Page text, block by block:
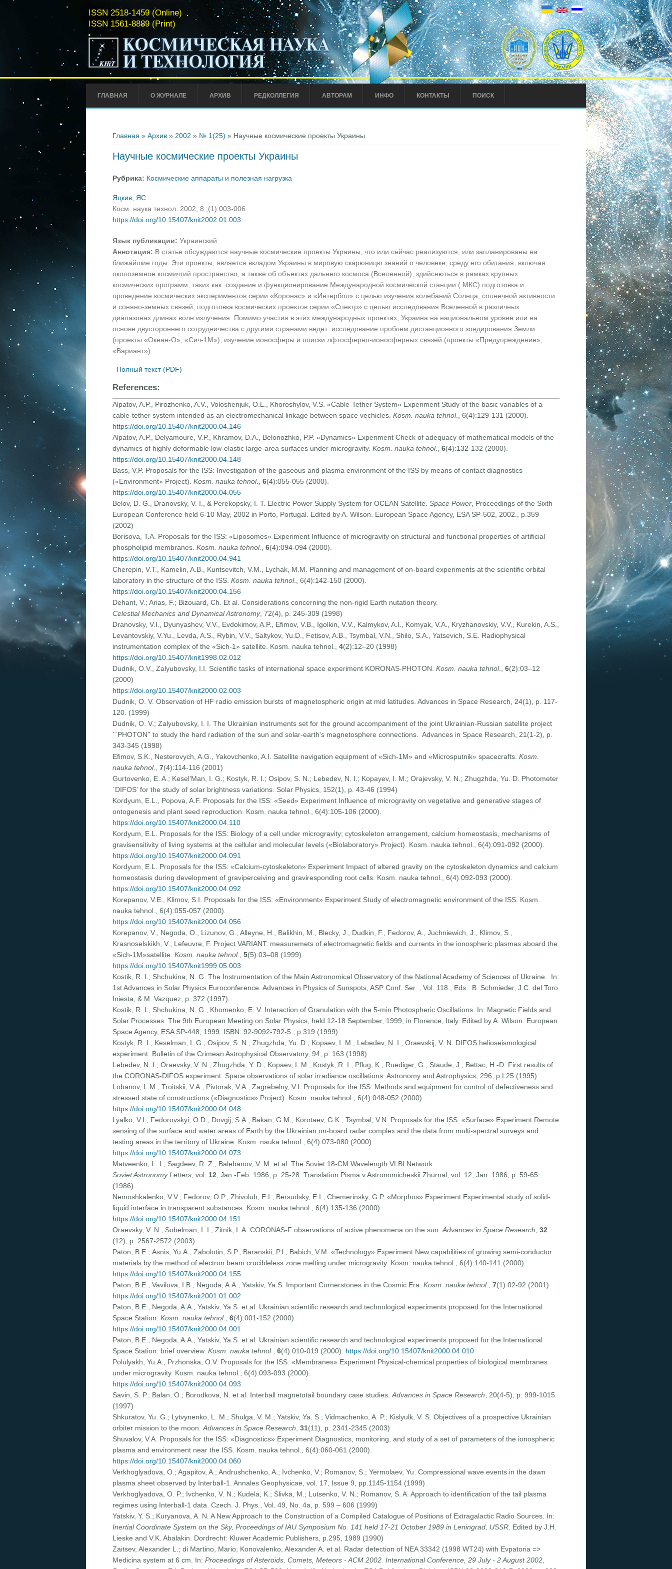
ISSN 2518-1459 (Online)
ISSN 1561-8889 (Print)
ГЛАВНАЯ О ЖУРНАЛЕ АРХИВ РЕДКОЛЛЕГИЯ АВТОРАМ ИНФО КОНТАКТЫ ПОИСК
Главная » Архив» 2002 » № 1(25) » Научные космические проекты Украины
Научные космические проекты Украины
Рубрика: Космические аппараты и полезная нагрузка
Яцкив, ЯС
Косм. наука технол. 2002, 8 ;(1):003-006
https://doi.org/10.15407/knit2002.01.003
Язык публикации: Украинский
Аннотация: В статье обсуждаются научные космические проекты Украины, что или сейчас реализуются, или запланированы на
ближайшие годы. Эти проекты, является вкладом Украины в мировую скарюницю знаний о человеке, среду его обитания, включая
околоземное космичгий пространство, а также об объектах дальнего космоса (Вселенной), здийснються в рамках крупных
космических программ, таких как: создание и функционирование Международной космической станции ( МКС) подготовка и
проведение космических экспериментов серии «Коронас» и «Интербол» с целью изучения колебаний Солнца, солнечной активности
и соняно-земных связей; подготовка космических проектов серии «Спектр» с целью исследования Вселенной в различных
диапазонах длинах волн излучения. Помимо участия в этих международных проектах, Украина на национальном уровне или на
основе двустороннего сотрудничества с другими странами ведет: исследование проблем дистанционного зондирования Земли
(проекты «Океан-О», «Сич-1М»); изучение ионосферы и поиски лфтосферно-ионосферных связей (проекты «Предупреждение»,
«Вариант»).
Полный текст (PDF)
References:
Alpatov, A.P., Pirozhenko, A.V., Voloshenjuk, O.L., Khoroshylov, V.S. «Cable-Tether System» Experiment Study of the basic variables of a
cable-tether system intended as an electromechanical linkage between space vechicles. Kosm. nauka tehnol., 6(4):129-131 (2000).
https://doi.org/10.15407/knit2000.04.146
Alpatov, A.P., Delyamoure, V.P., Khramov, D.A., Belonozhko, P.P. «Dynamics» Experiment Check of adequacy of mathematical models of the
dynamics of highly deformable low-elastic large-area surfaces under microgravity. Kosm. nauka tehnol., 6(4):132-132 (2000).
https://doi.org/10.15407/knit2000.04.148
Bass, V.P. Proposals for the ISS: Investigation of the gaseous and plasma environment of the ISS by means of contact diagnostics
(«Environment» Project). Kosm. nauka tehnol., 6(4):055-055 (2000).
https://doi.org/10.15407/knit2000.04.055
Belov, D. G., Dranovsky, V. I., & Perekopsky, I. T. Electric Power Supply System for OCEAN Satellite. Space Power, Proceedings of the Sixth
European Conference held 6-10 May, 2002 in Porto, Portugal. Edited by A. Wilson. European Space Agency, ESA SP-502, 2002., p.359
(2002)
Borisova, T.A. Proposals for the ISS: «Liposomes» Experiment Influence of microgravity on structural and functional properties of artificial
phospholipid membranes. Kosm. nauka tehnol., 6(4):094-094 (2000).
https://doi.org/10.15407/knit2000.04.941
Cherepin, V.T., Kamelin, A.B., Kuntsevitch, V.M., Lychak, M.M. Planning and management of on-board experiments at the scientific orbital
laboratory in the structure of the ISS. Kosm. nauka tehnol., 6(4):142-150 (2000).
https://doi.org/10.15407/knit2000.04.156
Dehant, V.; Arias, F.; Bizouard, Ch. Et al. Considerations concerning the non-rigid Earth nutation theory.
Celestial Mechanics and Dynamical Astronomy, 72(4), p. 245-309 (1998)
Dranovsky, V.I., Dyunyashev, V.V., Evdokimov, A.P., Efimov, V.B., Igolkin, V.V., Kalmykov, A.I., Komyak, V.A., Kryzhanovskiy, V.V., Kurekin, A.S.,
Levantovskiy, V.Yu., Levda, A.S., Rybin, V.V., Saltykov, Yu.D., Fetisov, A.B., Tsymbal, V.N., Shilo, S.A., Yatsevich, S.E. Radiophysical
instrumentation complex of the «Sich-1» satellite. Kosm. nauka tehnol., 4(2):12–20 (1998)
https://doi.org/10.15407/knit1998.02.012
Dudnik, O.V., Zalyubovsky, I.I. Scientific tasks of international space experiment KORONAS-PHOTON. Kosm. nauka tehnol., 6(2):03–12
(2000)
https://doi.org/10.15407/knit2000.02.003
Dudnik, O. V. Observation of HF radio emission bursts of magnetospheric origin at mid latitudes. Advances in Space Research, 24(1), p. 117-
120. (1999)
Dudnik, O. V.; Zalyubovsky, I. I. The Ukrainian instruments set for the ground accompaniment of the joint Ukrainian-Russian satellite project
``PHOTON'' to study the hard radiation of the sun and solar-earth's magnetosphere connections. Advances in Space Research, 21(1-2), p.
343-345 (1998)
Efimov, S.K., Nesterovych, A.G., Yakovchenko, A.I. Satellite navigation equipment of «Sich-1M» and «Microsputnik» spacecrafts. Kosm.
nauka tehnol., 7(4):114-116 (2001)
Gurtovenko, E. A.; Kesel'Man, I. G.; Kostyk, R. I.; Osipov, S. N.; Lebedev, N. I.; Kopayev, I. M.; Orajevsky, V. N.; Zhugzhda, Yu. D. Photometer
`DIFOS' for the study of solar brightness variations. Solar Physics, 152(1), p. 43-46 (1994)
Kordyum, E.L., Popova, A.F. Proposals for the ISS: «Seed» Experiment Influence of microgravity on vegetative and generative stages of
ontogenesis and plant seed reproduction. Kosm. nauka tehnol., 6(4):105-106 (2000).
https://doi.org/10.15407/knit2000.04.110
Kordyum, E.L. Proposals for the ISS: Biology of a cell under microgravity; cytoskeleton arrangement, calcium homeostasis, mechanisms of
gravisensitivity of living systems at the cellular and molecular levels («Biolaboratory» Project). Kosm. nauka tehnol., 6(4):091-092 (2000).
https://doi.org/10.15407/knit2000.04.091
Kordyum, E.L. Proposals for the ISS: «Calcium-cytoskeleton» Experiment Impact of altered gravity on the cytoskeleton dynamics and calcium
homeostasis during development of graviperceiving and graviresponding root cells. Kosm. nauka tehnol., 6(4):092-093 (2000).
https://doi.org/10.15407/knit2000.04.092
Korepanov, V.E., Klimov, S.I. Proposals for the ISS: «Environment» Experiment Study of electromagnetic environment of the ISS. Kosm.
nauka tehnol., 6(4):055-057 (2000).
https://doi.org/10.15407/knit2000.04.056
Korepanov, V., Negoda, O., Lizunov, G., Alleyne, H., Balikhin, M., Blecky, J., Dudkin, F., Fedorov, A., Juchniewich, J., Klimov, S.,
Krasnoselskikh, V., Lefeuvre, F. Project VARIANT: measuremets of electromagnetic fields and currents in the ionospheric plasmas aboard the
«Sich-1M»satellite. Kosm. nauka tehnol., 5(5):03–08 (1999)
https://doi.org/10.15407/knit1999.05.003
Kostik, R. I.; Shchukina, N. G. The Instrumentation of the Main Astronomical Observatory of the National Academy of Sciences of Ukraine. In:
1st Advances in Solar Physics Euroconference. Advances in Physics of Sunspots, ASP Conf. Ser. , Vol. 118., Eds.: B. Schmieder, J.C. del Toro
Iniesta, & M. Vazquez, p. 372 (1997).
Kostik, R. I.; Shchukina, N. G.; Khomenko, E. V. Interaction of Granulation with the 5-min Photospheric Oscillations. In: Magnetic Fields and
Solar Processes. The 9th European Meeting on Solar Physics, held 12-18 September, 1999, in Florence, Italy. Edited by A. Wilson. European
Space Agency, ESA SP-448, 1999. ISBN: 92-9092-792-5., p.319 (1999).
Kostyk, R. I.; Keselman, I. G.; Osipov, S. N.; Zhugzhda, Yu. D.; Kopaev, I. M.; Lebedev, N. I.; Oraevskij, V. N. DIFOS helioseismological
experiment. Bulletin of the Crimean Astrophysical Observatory, 94, p. 163 (1998)
Lebedev, N. I.; Oraevsky, V. N.; Zhugzhda, Y. D.; Kopaev, I. M.; Kostyk, R. I.; Pflug, K.; Ruediger, G.; Staude, J.; Bettac, H.-D. First results of
the CORONAS-DIFOS experiment. Space observations of solar irradiance oscillations. Astronomy and Astrophysics, 296, p.L25 (1995)
Lobanov, L.M., Troitskii, V.A., Pivtorak, V.A., Zagrebelny, V.I. Proposals for the ISS: Methods and equipment for control of defectiveness and
stressed state of constructions («Diagnostics» Project). Kosm. nauka tehnol., 6(4):048-052 (2000).
https://doi.org/10.15407/knit2000.04.048
Lyalko, V.I., Fedorovskyi, O.D., Dovgij, S.A., Bakan, G.M., Korotaev, G.K., Tsymbal, V.N. Proposals for the ISS: «Surface» Experiment Remote
sensing of the surface and water areas of Earth by the Ukrainian on-board radar complex and the data from multi-spectral surveys and
testing areas in the territory of Ukraine. Kosm. nauka tehnol., 6(4):073-080 (2000).
https://doi.org/10.15407/knit2000.04.073
Matveenko, L. I.; Sagdeev, R. Z.; Balebanov, V. M. et al. The Soviet 18-CM Wavelength VLBI Network.
Soviet Astronomy Letters, vol. 12, Jan.-Feb. 1986, p. 25-28. Translation Pisma v Astronomicheskii Zhurnal, vol. 12, Jan. 1986, p. 59-65
(1986)
Nemoshkalenko, V.V., Fedorov, O.P., Zhivolub, E.I., Bersudsky, E.I., Chemerinsky, G.P. «Morphos» Experiment Experimental study of solid-
liquid interface in transparent substances. Kosm. nauka tehnol., 6(4):135-136 (2000).
https://doi.org/10.15407/knit2000.04.151
Oraevsky, V. N.; Sobelman, I. I.; Zitnik, I. A. CORONAS-F observations of active phenomena on the sun.Advances in Space Research, 32
(12), p. 2567-2572 (2003)
Paton, В.Е., Asnis, Yu.A., Zabolotin, S.P., Baranskii, P.I., Babich, V.M. «Technology» Experiment New capabilities of growing semi-conductor
materials by the method of electron beam crucibleless zone melting under microgravity. Kosm. nauka tehnol., 6(4):140-141 (2000).
https://doi.org/10.15407/knit2000.04.155
Paton, B.E., Vavilova, I.B., Negoda, A.A., Yatskiv, Ya.S. Important Cornerstones in the Cosmic Era. Kosm. nauka tehnol., 7(1):02-92 (2001).
https://doi.org/10.15407/knit2001.01.002
Paton, B.E., Negoda, A.A., Yatskiv, Ya.S. et al. Ukrainian scientific research and technological experiments proposed for the International
Space Station. Kosm. nauka tehnol., 6(4):001-152 (2000).
https://doi.org/10.15407/knit2000.04.001
Paton, B.E., Negoda, A.A., Yatskiv, Ya.S. et al. Ukrainian scientific research and technological experiments proposed for the International
Space Station: brief overview. Kosm. nauka tehnol., 6(4):010-019 (2000). https://doi.org/10.15407/knit2000.04.010
Polulyakh, Yu.A., Przhonska, O.V. Proposals for the ISS: «Membranes» Experiment Physical-chemical properties of biological membranes
under microgravity. Kosm. nauka tehnol., 6(4):093-093 (2000).
https://doi.org/10.15407/knit2000.04.093
Savin, S. P.; Balan, O.; Borodkova, N. et al. Interball magnetotail boundary case studies.Advances in Space Research, 20(4-5), p. 999-1015
(1997)
Shkuratov, Yu. G.; Lytvynenko, L. M.; Shulga, V. M.; Yatskiv, Ya. S.; Vidmachenko, A. P.; Kislyulk, V. S. Objectives of a prospective Ukrainian
orbiter mission to the moon.Advances in Space Research, 31(11), p. 2341-2345 (2003)
Shuvalov, V.A. Proposals for the ISS: «Diagnostics» Experiment Diagnostics, monitoring, and study of a set of parameters of the ionospheric
plasma and environment near the ISS. Kosm. nauka tehnol., 6(4):060-061 (2000).
https://doi.org/10.15407/knit2000.04.060
Verkhoglyadova, O.; Agapitov, A.; Andrushchenko, A.; Ivchenko, V.; Romanov, S.; Yermolaev, Yu. Compressional wave events in the dawn
plasma sheet observed by Interball-1. Annales Geophysicae, vol. 17, Issue 9, pp.1145-1154 (1999)
Verkhoglyadova, O. P.; Ivchenko, V. N.; Kudela, K.; Slivka, M.; Lutsenko, V. N.; Romanov, S. A. Approach to identification of the tail plasma
regimes using Interball-1 data. Czech. J. Phys., Vol. 49, No. 4a, p. 599 – 606 (1999)
Yatskiv, Y. S.; Kuryanova, A. N. A New Approach to the Construction of a Compiled Catalogue of Positions of Extragalactic Radio Sources. In:
Inertial Coordinate System on the Sky, Proceedings of IAU Symposium No. 141 held 17-21 October 1989 in Leningrad, USSR. Edited by J.H.
Lieske and V.K. Abalakin. Dordrecht: Kluwer Academic Publishers, p.295, 1989 (1990)
Zaitsev, Alexander L.; di Martino, Mario; Konovalenko, Alexander A. et al. Radar detection of NEA 33342 (1998 WT24) with Evpatoria =>
Medicina system at 6 cm. In: Proceedings of Asteroids, Comets, Meteors - ACM 2002. International Conference, 29 July - 2 August 2002,